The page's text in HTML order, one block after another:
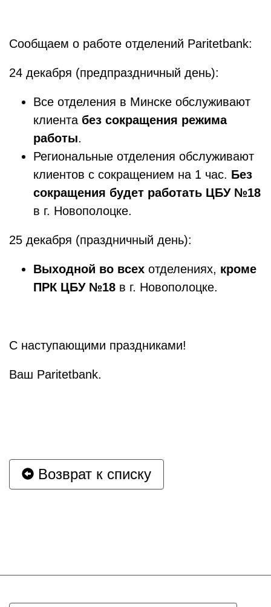
Сообщаем о работе отделений Paritetbank:
24 декабря (предпраздничный день):
Все отделения в Минске обслуживают
клиента без сокращения режима
работы.
Региональные отделения обслуживают
клиентов с сокращением на 1 час. Без
сокращения будет работать ЦБУ №18
в г. Новополоцке.
25 декабря (праздничный день):
Выходной во всех отделениях, кроме
ПРК ЦБУ №18 в г. Новополоцке.
С наступающими праздниками!
Ваш Paritetbank.
Возврат к списку